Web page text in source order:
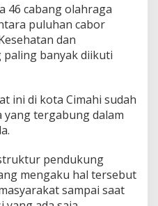
46 cabang olahraga
puluhan cabor
dan
paling banyak diikuti
ini di kota Cimahi sudah
yang tergabung dalam
pendukung
mengaku hal tersebut
sampai saat